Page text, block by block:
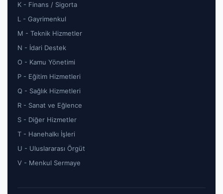
K - Finans / Sigorta
L - Gayrimenkul
M - Teknik Hizmetler
N - İdari Destek
O - Kamu Yönetimi
P - Eğitim Hizmetleri
Q - Sağlık Hizmetleri
R - Sanat ve Eğlence
S - Diğer Hizmetler
T - Hanehalkı İşleri
U - Uluslararası Örgüt
V - Menkul Sermaye